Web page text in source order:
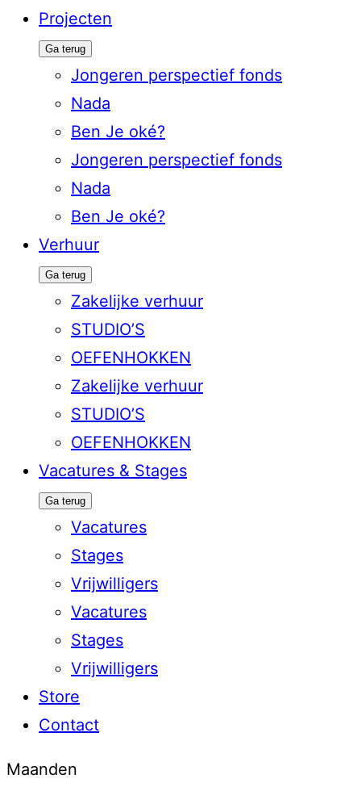
Projecten
Ga terug
Jongeren perspectief fonds
Nada
Ben Je oké?
Jongeren perspectief fonds
Nada
Ben Je oké?
Verhuur
Ga terug
Zakelijke verhuur
STUDIO’S
OEFENHOKKEN
Zakelijke verhuur
STUDIO’S
OEFENHOKKEN
Vacatures & Stages
Ga terug
Vacatures
Stages
Vrijwilligers
Vacatures
Stages
Vrijwilligers
Store
Contact
Maanden